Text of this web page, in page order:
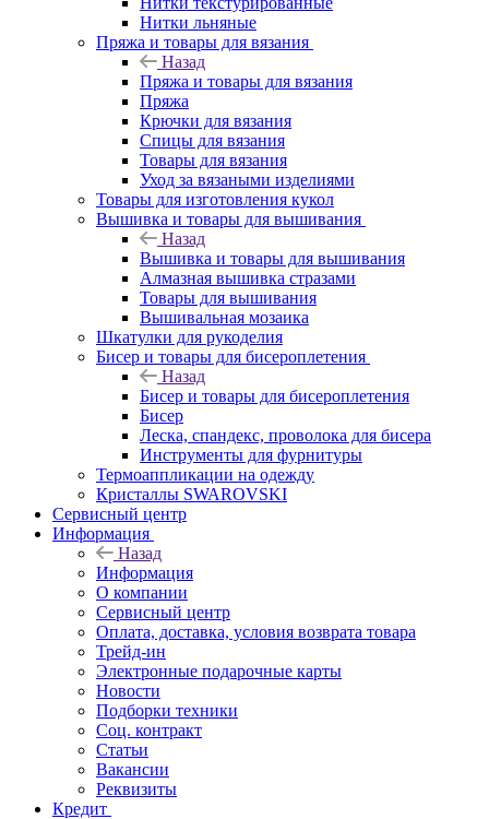
Нитки льняные
Пряжа и товары для вязания
Назад
Пряжа и товары для вязания
Пряжа
Крючки для вязания
Спицы для вязания
Товары для вязания
Уход за вязаными изделиями
Товары для изготовления кукол
Вышивка и товары для вышивания
Назад
Вышивка и товары для вышивания
Алмазная вышивка стразами
Товары для вышивания
Вышивальная мозаика
Шкатулки для рукоделия
Бисер и товары для бисероплетения
Назад
Бисер и товары для бисероплетения
Бисер
Леска, спандекс, проволока для бисера
Инструменты для фурнитуры
Термоаппликации на одежду
Кристаллы SWAROVSKI
Сервисный центр
Информация
Назад
Информация
О компании
Сервисный центр
Оплата, доставка, условия возврата товара
Трейд-ин
Электронные подарочные карты
Новости
Подборки техники
Соц. контракт
Статьи
Вакансии
Реквизиты
Кредит